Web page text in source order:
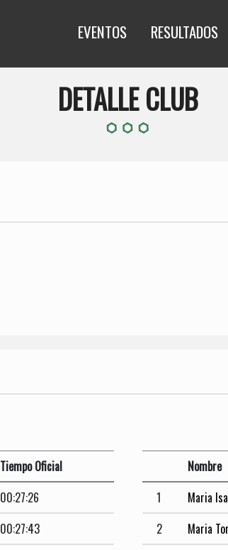
EVENTOS RESULTADOS
DETALLE CLUB
Tiempo Oficial
00:27:26
00:27:43
Nombre
1
Maria
2
Maria